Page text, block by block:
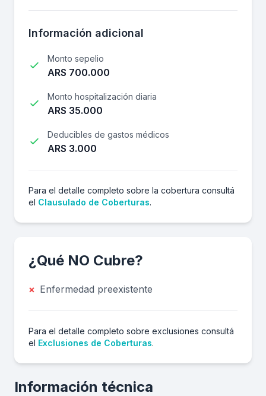
Información adicional
Monto sepelio
ARS 700.000
Monto hospitalización diaria
ARS 35.000
Deducibles de gastos médicos
ARS 3.000
Para el detalle completo sobre la cobertura consultá
el Clausulado de Coberturas.
¿Qué NO Cubre?
× Enfermedad preexistente
Para el detalle completo sobre exclusiones consultá
el Exclusiones de Coberturas.
Información técnica